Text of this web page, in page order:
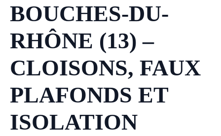
BOUCHES-DU-
RHÔNE (13) –
CLOISONS, FAUX
PLAFONDS ET
ISOLATION